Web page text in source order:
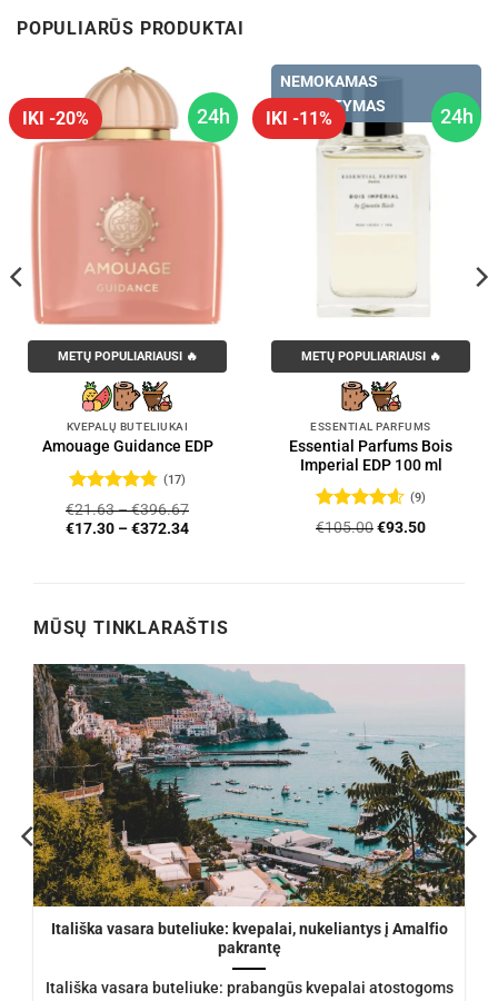
POPULIARŪS PRODUKTAI
24h
IKI -20%
METŲ POPULIARIAUSI 🔥
KVEPALŲ BUTELIUKAI
Amouage Guidance EDP
Įvertinimas:
4.76iš 5
(17)
€21.63–€396.67
€17.30 –€372.34
24h
IKI -11%
NEMOKAMAS
PRISTATYMAS
METŲ POPULIARIAUSI 🔥
ESSENTIAL PARFUMS
Essential Parfums Bois
Imperial EDP 100 ml
Įvertinimas:
(9)
€105.00Original
€93.50Current
MŪSŲ TINKLARAŠTIS
Itališka vasara buteliuke: kvepalai, nukeliantys į Amalfio
pakrantę
Itališka vasara buteliuke: prabangūs kvepalai atostogoms